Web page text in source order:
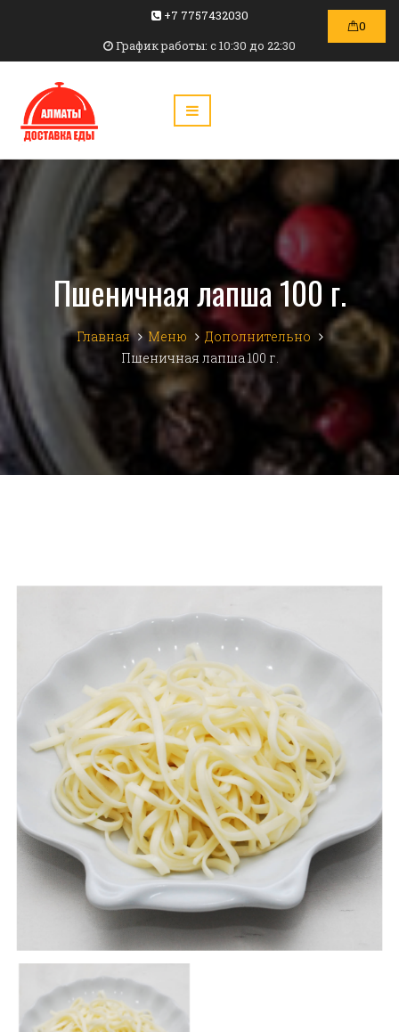
+7 7757432030
График работы: c 10:30 до 22:30
0
Пшеничная лапша 100 г.
Главная Меню
Дополнительно
Пшеничная лапша 100 г.